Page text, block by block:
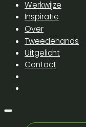
Werkwijze
Inspiratie
Over
Tweedehands
Uitgelicht
Contact